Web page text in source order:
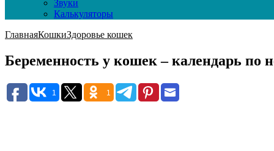
Звуки
Калькуляторы
ГлавнаяКошкиЗдоровье кошек
Беременность у кошек – календарь по
1 1